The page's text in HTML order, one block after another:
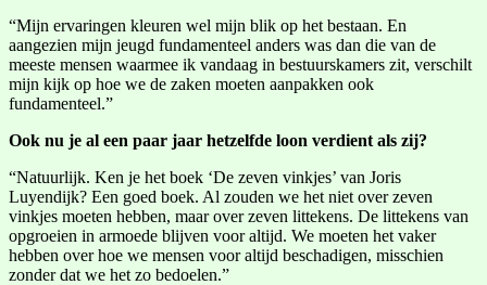
“Mijn ervaringen kleuren wel mijn blik op het bestaan. En
aangezien mijn jeugd fundamenteel anders was dan die van de
meeste mensen waarmee ik vandaag in bestuurskamers zit, verschilt
mijn kijk op hoe we de zaken moeten aanpakken ook
fundamenteel.”
Ook nu je al een paar jaar hetzelfde loon verdient als zij?
“Natuurlijk. Ken je het boek ‘De zeven vinkjes’ van Joris
Luyendijk? Een goed boek. Al zouden we het niet over zeven
vinkjes moeten hebben, maar over zeven littekens. De littekens van
opgroeien in armoede blijven voor altijd. We moeten het vaker
hebben over hoe we mensen voor altijd beschadigen, misschien
zonder dat we het zo bedoelen.”